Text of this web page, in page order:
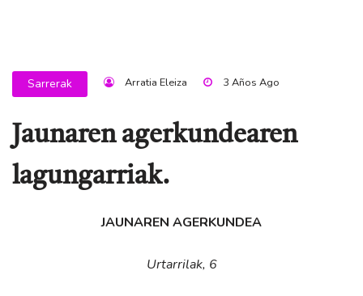
Sarrerak Arratia Eleiza 3 Años Ago
Jaunaren agerkundearen
lagungarriak.
JAUNAREN AGERKUNDEA
Urtarrilak, 6